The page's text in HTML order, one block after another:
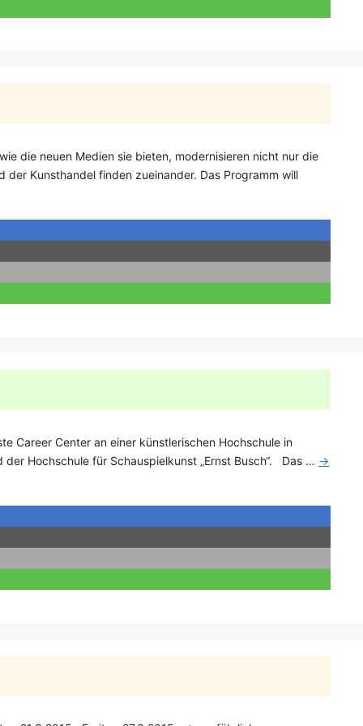
die neuen Medien sie bieten, modernisieren nicht nur die
Kunsthandel finden zueinander. Das Programm will
Career Center an einer künstlerischen Hochschule in
Hochschule für Schauspielkunst „Ernst Busch“. Das … →